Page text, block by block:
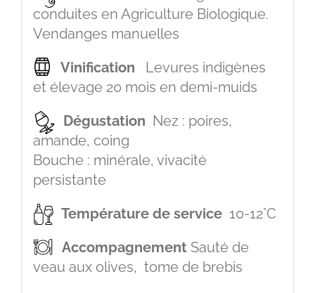
conduites en Agriculture Biologique.
Vendanges manuelles
Vinification
Levures indigènes
et élevage 20 mois en demi-muids
Dégustation Nez : poires,
amande, coing
Bouche : minérale, vivacité
persistante
Température de service 10-12°C
Accompagnement Sauté de
veau aux olives, tome de brebis